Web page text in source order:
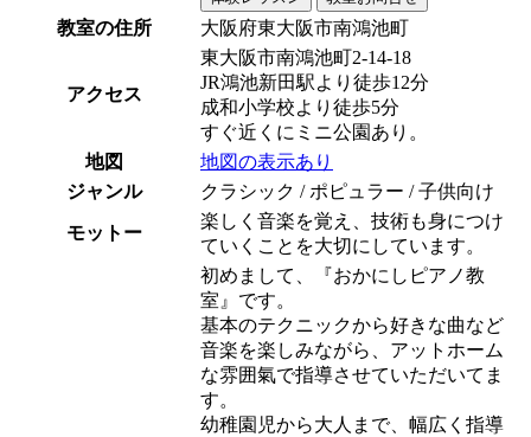
教室の住所 大阪府東大阪市南鴻池町
アクセス
東大阪市南鴻池町2-14-18
JR鴻池新田駅より徒歩12分
成和小学校より徒歩5分
すぐ近くにミニ公園あり。
地図
地図の表示あり
ジャンル
クラシック / ポピュラー / 子供向け
モットー
楽しく音楽を覚え、技術も身につけ
ていくことを大切にしています。
初めまして、『おかにしピアノ教
室』です。
基本のテクニックから好きな曲など
音楽を楽しみながら、アットホーム
な雰囲氣で指導させていただいてま
す。
幼稚園児から大人まで、幅広く指導